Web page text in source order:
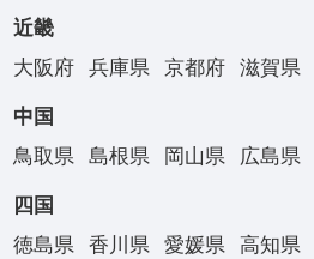
近畿
大阪府
兵庫県 京都府 滋賀県
中国
鳥取県
島根県 岡山県 広島県
四国
徳島県
香川県 愛媛県 高知県